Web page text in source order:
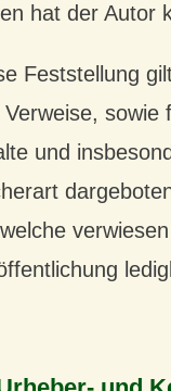
hat der Autor
Feststellung
Verweise, sowie
und